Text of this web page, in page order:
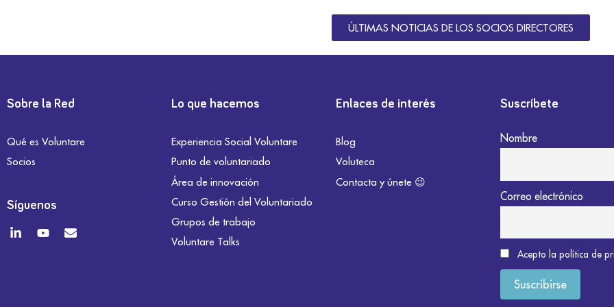
ÚLTIMAS NOTICIAS DE LOS SOCIOS DIRECTORES
Sobre la Red
Qué es Voluntare
Socios
Síguenos
Lo que hacemos
Experiencia Social Voluntare
Punto de voluntariado
Área de innovación
Curso Gestión del Voluntariado
Grupos de trabajo
Voluntare Talks
Enlaces de interés
Blog
Voluteca
Contacta y únete 😉
Suscríbete
Nombre
Correo electrónico
Acepto la política de